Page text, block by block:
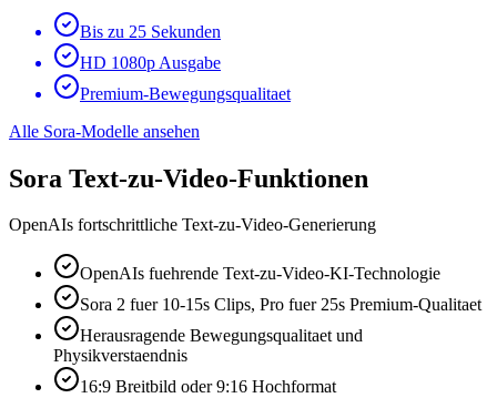
Bis zu 25 Sekunden
HD 1080p Ausgabe
Premium-Bewegungsqualitaet
Alle Sora-Modelle ansehen
Sora Text-zu-Video-Funktionen
OpenAIs fortschrittliche Text-zu-Video-Generierung
OpenAIs fuehrende Text-zu-Video-KI-Technologie
Sora 2 fuer 10-15s Clips, Pro fuer 25s Premium-Qualitaet
Herausragende Bewegungsqualitaet und
Physikverstaendnis
16:9 Breitbild oder 9:16 Hochformat